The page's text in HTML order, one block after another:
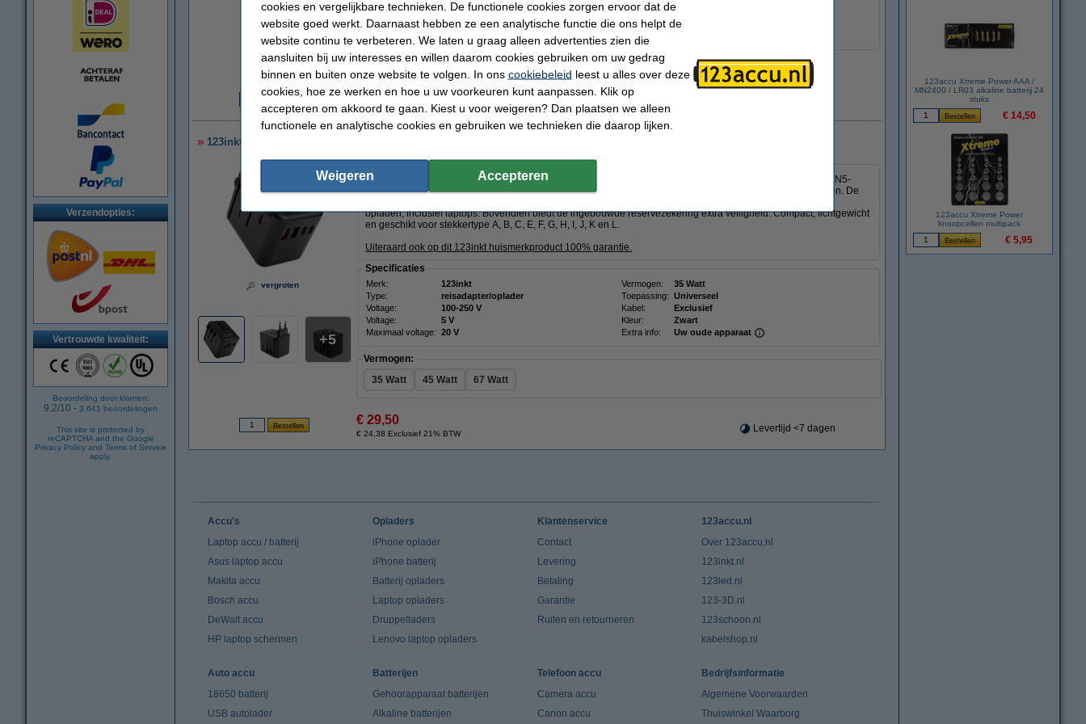
Verzendopties:
Vertrouwde kwaliteit:
Beoordeling door klanten:
9.2/10 - 3.641 beoordelingen
This site is protected by
reCAPTCHA and the Google
Privacy Policy and Terms of Service
apply.
- 01ER480
- 01YN131
- 01YN154
- 01YN155
- 01YN156
- 01YN157
- 01YN158
- Klik hier voor meer productcodes
Morgen in huis
€ 57,95
€ 47,89 Exclusief 21% BTW
123inkt reisadapter/oplader 35W met 2 USB-A + 3 USB-C
vergroten
5
Omschrijving
Met de 123inkt reisadapter 35W beschikt u over een krachtige en veelzijdige oplader. De geavanceerde GaN5-
technologie, zorgt voor het efficiënt en snel opladen van o.a. smartphones, tablets en andere USB-apparaten. De
opladen, inclusief laptops. Bovendien biedt de ingebouwde reservezekering extra veiligheid. Compact, lichtgewicht
en geschikt voor stekkertype A, B, C, E, F, G, H, I, J, K en L.
Uiteraard ook op dit 123inkt huismerkproduct 100% garantie.
Specificaties
Merk: 123inkt Vermogen:
35 Watt
Type:
reisadapter/oplader Toepassing: Universeel
Voltage:
100-250 V Kabel:
Exclusief
Voltage:
5 V Kleur:
Zwart
Maximaal voltage: 20 V Extra info: Uw oude apparaat
Vermogen:
35 Watt
45 Watt 67 Watt
€ 29,50
€ 24,38 Exclusief 21% BTW Levertijd <7 dagen
123accu Xtreme Power AAA /
MN2400 / LR03 alkaline batterij 24
stuks
€ 14,50
123accu Xtreme Power
knoopcellen multipack
€ 5,95
Accu's
Laptop accu / batterij
Asus laptop accu
Makita accu
Bosch accu
DeWalt accu
HP laptop schermen
Opladers
iPhone oplader
iPhone batterij
Batterij opladers
Laptop opladers
Druppelladers
Lenovo laptop opladers
Klantenservice
Contact
Levering
Betaling
Garantie
Ruilen en retourneren
123accu.nl
Over 123accu.nl
123inkt.nl
123led.nl
123-3D.nl
123schoon.nl
kabelshop.nl
Auto accu
18650 batterij
USB autolader
Batterijen
Gehoorapparaat batterijen
Alkaline batterijen
Telefoon accu
Camera accu
Canon accu
Bedrijfsinformatie
Algemene Voorwaarden
Thuiswinkel Waarborg
cookies en vergelijkbare technieken. De functionele cookies zorgen ervoor dat de
website goed werkt. Daarnaast hebben ze een analytische functie die ons helpt de
website continu te verbeteren. We laten u graag alleen advertenties zien die
aansluiten bij uw interesses en willen daarom cookies gebruiken om uw gedrag
binnen en buiten onze website te volgen. In ons cookiebeleid leest u alles over deze
cookies, hoe ze werken en hoe u uw voorkeuren kunt aanpassen. Klik op
accepteren om akkoord te gaan. Kiest u voor weigeren? Dan plaatsen we alleen
functionele en analytische cookies en gebruiken we technieken die daarop lijken.
Weigeren Accepteren